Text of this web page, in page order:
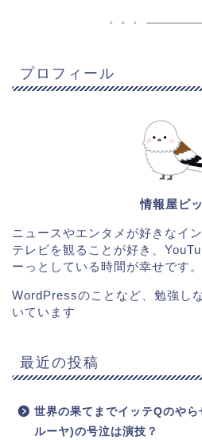
プロフィール
情報屋ピ
ニュースやエンタメが好きなイン
テレビを観ることが好き、
ーっとしている時間が幸せです。
WordPressのことなど、勉強し
いています
最近の投稿
世界の果てまでイッテQのや
ルーヤ)の号泣は演技？